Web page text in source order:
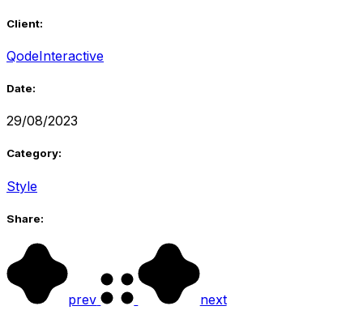
Client:
QodeInteractive
Date:
29/08/2023
Category:
Style
Share:
prev next